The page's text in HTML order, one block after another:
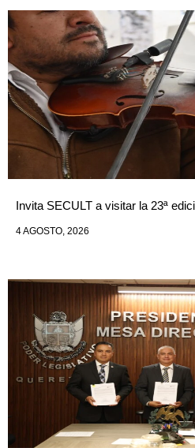
Invita SECULT a visitar la 23ª
4 AGOSTO, 2026